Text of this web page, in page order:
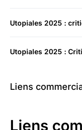
Utopiales 2025 :
Utopiales 2025 :
Liens
Liens